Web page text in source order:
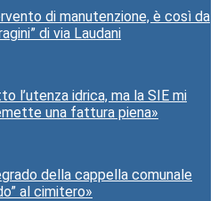
di manutenzione, è così da
di via Laudani
l’utenza idrica, ma la SIE mi
una fattura piena»
della cappella comunale
al cimitero»